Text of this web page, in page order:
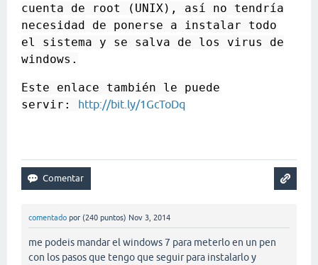
cuenta de root (UNIX), así no tendría
necesidad de ponerse a instalar todo
el sistema y se salva de los virus de
windows.
Este enlace también le puede
servir: http://bit.ly/1GcToDq
comentado por (240 puntos) Nov 3, 2014
me podeis mandar el windows 7 para meterlo en un pen
con los pasos que tengo que seguir para instalarlo y